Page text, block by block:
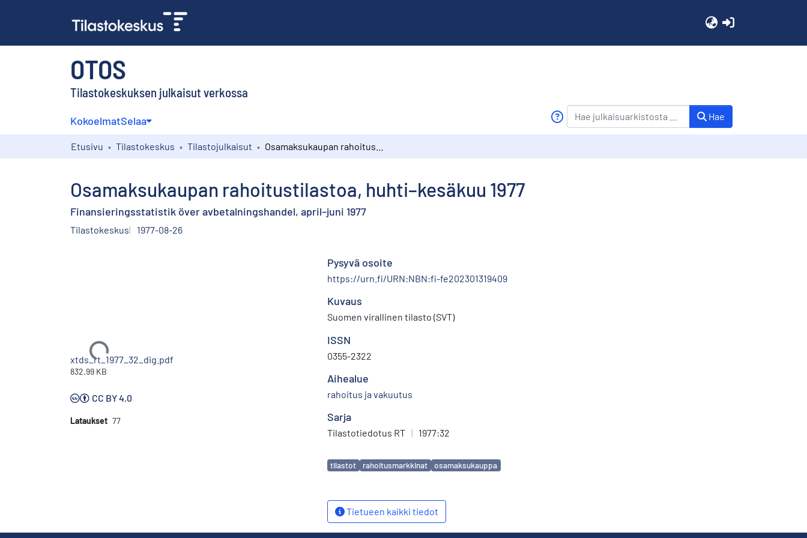
OTOS
Tilastokeskuksen julkaisut verkossa
KokoelmatSelaa Hae
Etusivu Tilastokeskus Tilastojulkaisut
Osamaksukaupan rahoitustilastoa, huhti–kesäkuu 1977
Finansieringsstatistik över avbetalningshandel, april–juni 1977
Tilastokeskus 1977-08-26
Ladataan...
xtds_rt_1977_32_dig.pdf
832.99 KB
CC BY 4.0
Lataukset 77
Pysyvä osoite
https://urn.fi/URN:NBN:fi-fe202301319409
Kuvaus
Suomen virallinen tilasto (SVT)
ISSN
0355-2322
Aihealue
rahoitus ja vakuutus
Sarja
Tilastotiedotus RT | 1977:32
Avainsanat
tilastot rahoitusmarkkinat osamaksukauppa
Tietueen kaikki tiedot